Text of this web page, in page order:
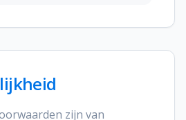
zijn van